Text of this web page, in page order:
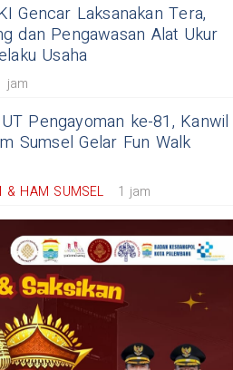
Gencar Laksanakan Tera,
dan Pengawasan Alat Ukur
Usaha
jam
Pengayoman ke-81, Kanwil
Sumsel Gelar Fun Walk
& HAM SUMSEL 1 jam